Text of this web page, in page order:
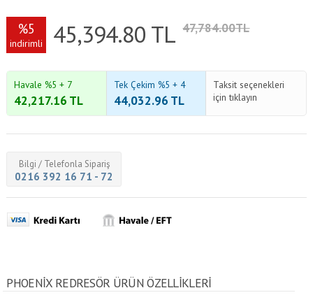
%5
indirimli 45,394.80 TL 47,784.00TL
Havale %5 + 7
42,217.16 TL
Tek Çekim %5 + 4
44,032.96 TL
Taksit seçenekleri
için tıklayın
Bilgi / Telefonla Sipariş
0216 392 16 71 - 72
PHOENIX REDRESÖR ÜRÜN ÖZELLİKLERİ